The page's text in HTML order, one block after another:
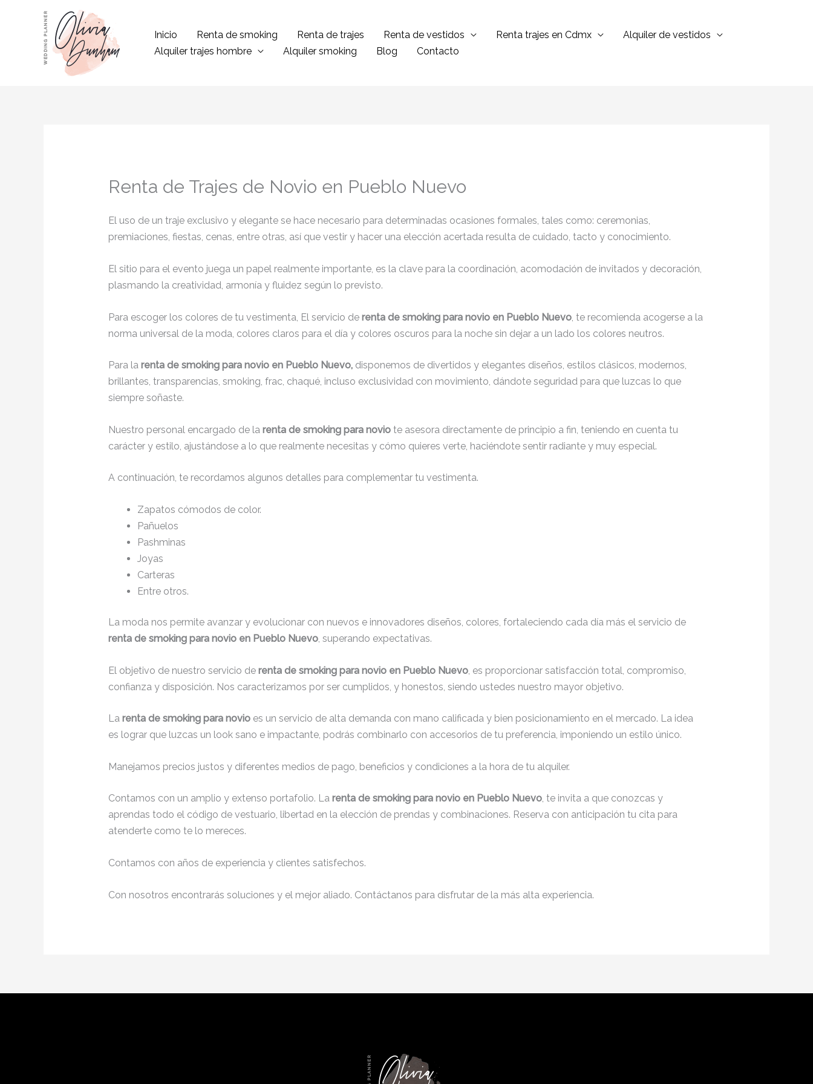
contenido
Inicio Renta de smoking Renta de trajes Renta de vestidos Renta trajes en Cdmx
Alquiler de vestidos
Alquiler trajes hombre
Alquiler smoking Blog Contacto
Renta de Trajes de Novio en Pueblo Nuevo
El uso de un traje exclusivo y elegante se hace necesario para determinadas ocasiones formales, tales como: ceremonias,
premiaciones, fiestas, cenas, entre otras, así que vestir y hacer una elección acertada resulta de cuidado, tacto y conocimiento.
El sitio para el evento juega un papel realmente importante, es la clave para la coordinación, acomodación de invitados y decoración,
plasmando la creatividad, armonía y fluidez según lo previsto.
Para escoger los colores de tu vestimenta, El servicio de renta de smoking para novio en Pueblo Nuevo, te recomienda acogerse a la
norma universal de la moda, colores claros para el día y colores oscuros para la noche sin dejar a un lado los colores neutros.
Para la renta de smoking para novio en Pueblo Nuevo, disponemos de divertidos y elegantes diseños, estilos clásicos, modernos,
brillantes, transparencias, smoking, frac, chaqué, incluso exclusividad con movimiento, dándote seguridad para que luzcas lo que
siempre soñaste.
Nuestro personal encargado de la renta de smoking para noviote asesora directamente de principio a fin, teniendo en cuenta tu
carácter y estilo, ajustándose a lo que realmente necesitas y cómo quieres verte, haciéndote sentir radiante y muy especial.
A continuación, te recordamos algunos detalles para complementar tu vestimenta.
Zapatos cómodos de color.
Pañuelos
Pashminas
Joyas
Carteras
Entre otros.
La moda nos permite avanzar y evolucionar con nuevos e innovadores diseños, colores, fortaleciendo cada día más el servicio de
renta de smoking para novio en Pueblo Nuevo, superando expectativas.
El objetivo de nuestro servicio de renta de smoking para novio en Pueblo Nuevo, es proporcionar satisfacción total, compromiso,
confianza y disposición. Nos caracterizamos por ser cumplidos, y honestos, siendo ustedes nuestro mayor objetivo.
La renta de smoking para novio es un servicio de alta demanda con mano calificada y bien posicionamiento en el mercado. La idea
es lograr que luzcas un look sano e impactante, podrás combinarlo con accesorios de tu preferencia, imponiendo un estilo único.
Manejamos precios justos y diferentes medios de pago, beneficios y condiciones a la hora de tu alquiler.
Contamos con un amplio y extenso portafolio. La renta de smoking para novio en Pueblo Nuevo, te invita a que conozcas y
aprendas todo el código de vestuario, libertad en la elección de prendas y combinaciones. Reserva con anticipación tu cita para
atenderte como te lo mereces.
Contamos con años de experiencia y clientes satisfechos.
Con nosotros encontrarás soluciones y el mejor aliado. Contáctanos para disfrutar de la más alta experiencia.